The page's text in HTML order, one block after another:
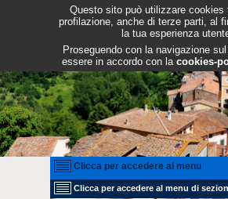
Questo sito può utilizzare cookies
profilazione, anche di terze parti, al
la tua esperienza
Proseguendo con la navigazione
essere in accordo con la cookies-
Clicca per accedere al menu
Clicca per accedere al menu di